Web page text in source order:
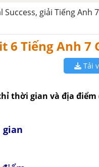
Success, giải Tiếng
6 Tiếng Anh 7
Tải
thời gian và địa điểm